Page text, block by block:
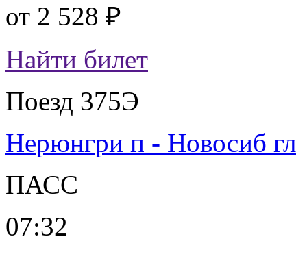
от 2 528 ₽
Найти билет
Поезд 375Э
Нерюнгри п - Новосиб гл
ПАСС
07:32